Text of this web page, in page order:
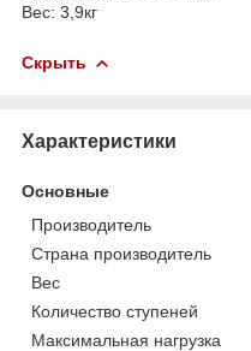
Вес: 3,9кг
Скрыть
Характеристики
Основные
Производитель
Страна производитель
Вес
Количество ступеней
Максимальная нагрузка